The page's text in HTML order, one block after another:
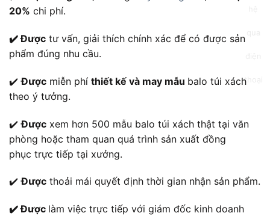
20% chi phí.
✔️ Được tư vấn, giải thích chính xác để có được sản
phẩm đúng nhu cầu.
✔️Được miễn phí thiết kế và may mẫu balo túi xách
theo ý tưởng.
✔️Được xem hơn 500 mẫu balo túi xách thật tại văn
phòng hoặc tham quan quá trình sản xuất đồng
phục trực tiếp tại xưởng.
✔️Được thoải mái quyết định thời gian nhận sản phẩm.
✔️ Được làm việc trực tiếp với giám đốc kinh doanh